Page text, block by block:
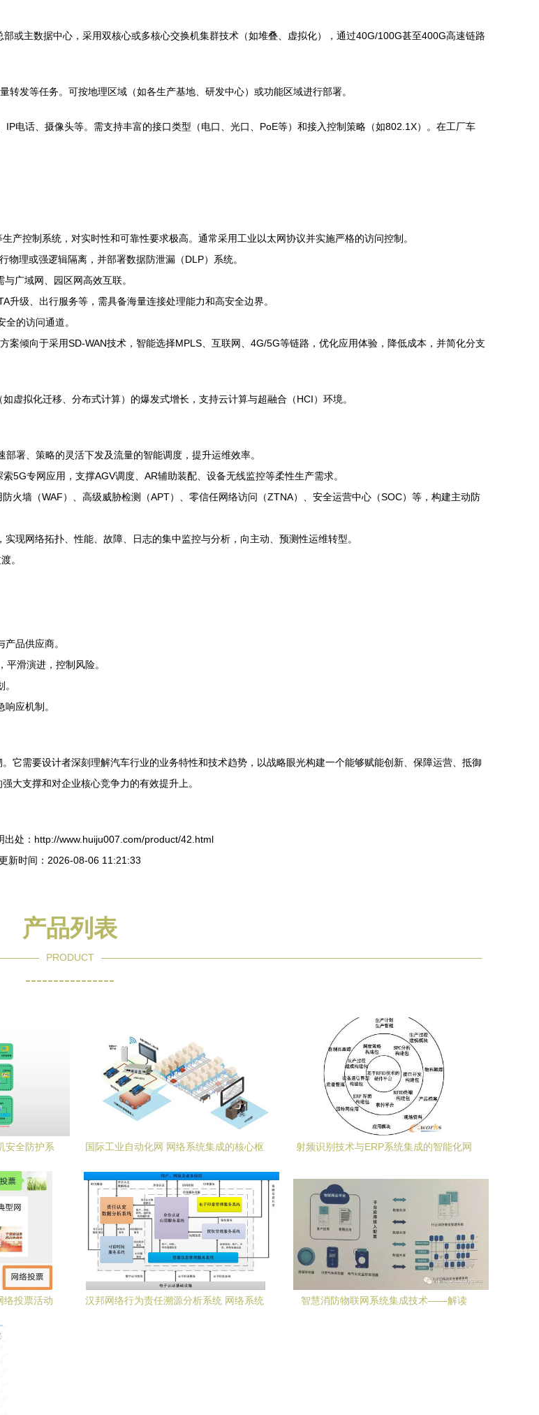
或主数据中心，采用双核心或多核心交换机集群技术（如堆叠、虚拟化），通过40G/100G甚至400G高速链路
发等任务。可按地理区域（如各生产基地、研发中心）或功能区域进行部署。
电话、摄像头等。需支持丰富的接口类型（电口、光口、PoE等）和接入控制策略（如802.1X）。在工厂车
产控制系统，对实时性和可靠性要求极高。通常采用工业以太网协议并实施严格的访问控制。
理或强逻辑隔离，并部署数据防泄漏（DLP）系统。
广域网、园区网高效互联。
级、出行服务等，需具备海量连接处理能力和高安全边界。
的访问通道。
案倾向于采用SD-WAN技术，智能选择MPLS、互联网、4G/5G等链路，优化应用体验，降低成本，并简化分支
虚拟化迁移、分布式计算）的爆发式增长，支持云计算与超融合（HCI）环境。
署、策略的灵活下发及流量的智能调度，提升运维效率。
5G专网应用，支撑AGV调度、AR辅助装配、设备无线监控等柔性生产需求。
火墙（WAF）、高级威胁检测（APT）、零信任网络访问（ZTNA）、安全运营中心（SOC）等，构建主动防
现网络拓扑、性能、故障、日志的集中监控与分析，向主动、预测性运维转型。
。
品供应商。
平滑演进，控制风险。
应机制。
它需要设计者深刻理解汽车行业的业务特性和技术趋势，以战略眼光构建一个能够赋能创新、保障运营、抵御
大支撑和对企业核心竞争力的有效提升上。
出处：http://www.huiju007.com/product/42.html
新时间：2026-08-06 11:21:33
产品列表
PRODUCT
----------------
安全防护系
国际工业自动化网 网络系统集成的核心枢
射频识别技术与ERP系统集成的智能化网
络投票活动
汉邦网络行为责任溯源分析系统 网络系统
智慧消防物联网系统集成技术——解读